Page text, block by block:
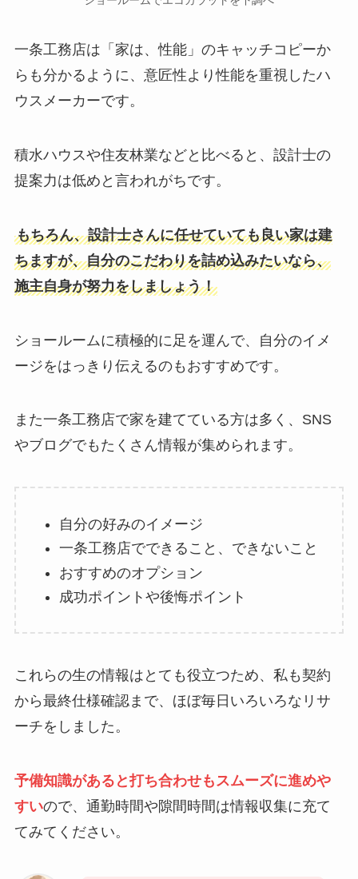
一条工務店は「家は、性能」のキャッチコピーか
らも分かるように、意匠性より性能を重視したハ
ウスメーカーです。
積水ハウスや住友林業などと比べると、設計士の
提案力は低めと言われがちです。
もちろん、設計士さんに任せていても良い家は建
ちますが、自分のこだわりを詰め込みたいなら、
施主自身が努力をしましょう！
ショールームに積極的に足を運んで、自分のイメ
ージをはっきり伝えるのもおすすめです。
また一条工務店で家を建てている方は多く、SNS
やブログでもたくさん情報が集められます。
自分の好みのイメージ
一条工務店でできること、できないこと
おすすめのオプション
成功ポイントや後悔ポイント
これらの生の情報はとても役立つため、私も契約
から最終仕様確認まで、ほぼ毎日いろいろなリサ
ーチをしました。
予備知識があると打ち合わせもスムーズに進めや
すいので、通勤時間や隙間時間は情報収集に充て
てみてください。